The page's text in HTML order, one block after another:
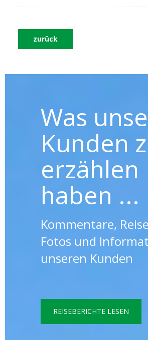
zurück
Was
Kunden
erzählen
haben ...
Kommentare,
Fotos und
unseren Kunden
REISEBERICHTE LESEN